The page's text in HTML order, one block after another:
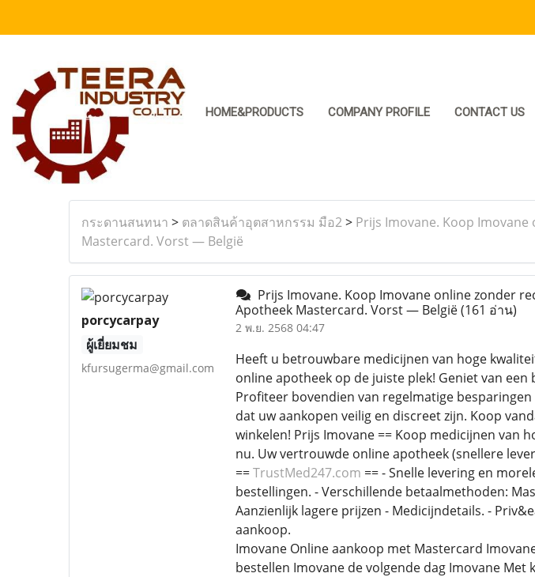
HOME&PRODUCTS COMPANY PROFILE CONTACT US
กระดานสนทนา > ตลาดสินค้าอุตสาหกรรม มือ2> Prijs Imovane. Koop
Mastercard. Vorst — België
porcycarpay
ผู้เยี่ยมชม
kfursugerma@gmail.com
Prijs Imovane. Koop Imovane online zonder
Apotheek Mastercard. Vorst — België(161 อ่าน)
2 พ.ย. 2568 04:47
Heeft u betrouwbare medicijnen van hoge
online apotheek op de juiste plek! Geniet van
Profiteer bovendien van regelmatige
dat uw aankopen veilig en discreet zijn. Koop
winkelen! Prijs Imovane == Koop medicijnen van
nu. Uw vertrouwde online apotheek (snellere
==TrustMed247.com == - Snelle levering en
bestellingen. - Verschillende betaalmethoden:
Aanzienlijk lagere prijzen - Medicijndetails. -
aankoop.
Imovane Online aankoop met Mastercard
bestellen Imovane de volgende dag Imovane